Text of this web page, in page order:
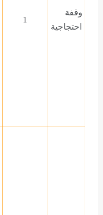
وقفة
احتجاجية
1